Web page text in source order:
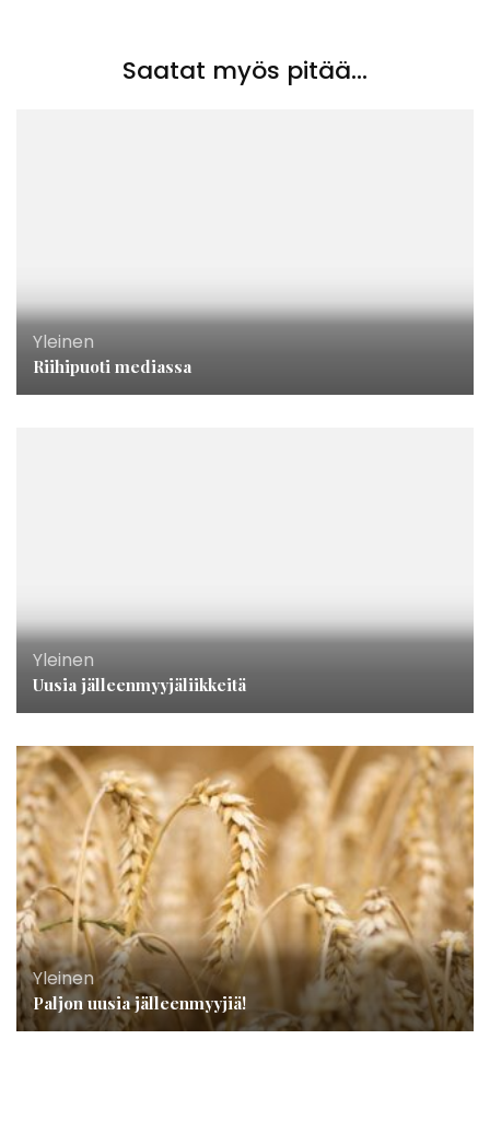
Saatat myös pitää...
Yleinen
Riihipuoti mediassa
Yleinen
Uusia jälleenmyyjäliikkeitä
Yleinen
Paljon uusia jälleenmyyjiä!